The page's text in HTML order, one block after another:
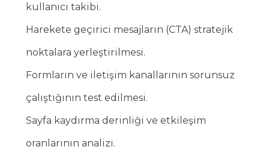
kullanıcı takibi.
Harekete geçirici mesajların (CTA) stratejik
noktalara yerleştirilmesi.
Formların ve iletişim kanallarının sorunsuz
çalıştığının test edilmesi.
Sayfa kaydırma derinliği ve etkileşim
oranlarının analizi.